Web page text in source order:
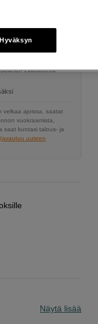
vuosikorko
velkaa ajoissa, saatat
vuokraamista,
saat kuntasi talous- ja
(avautuu uuteen
Näytä lisää
Hyväksyn